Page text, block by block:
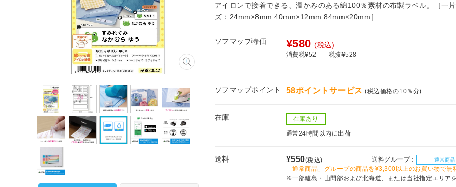
アイロンで接着できる、温かみのある綿100％素材の布製ラベル。［一
ズ：24mm×8mm 40mm×12mm 84mm×20mm］
ソフマップ特価 ¥580 (税込)
消費税¥52 税抜¥528
ソフマップポイント 58ポイントサービス(税込価格の10％分)
在庫 在庫あり
通常24時間以内に出荷
送料 ¥550(税込) 送料グループ： 通常商品
「通常商品」グループの商品を¥3,300以上のお買い物で無
※一部離島・山間部および北海道、または当社指定エリア